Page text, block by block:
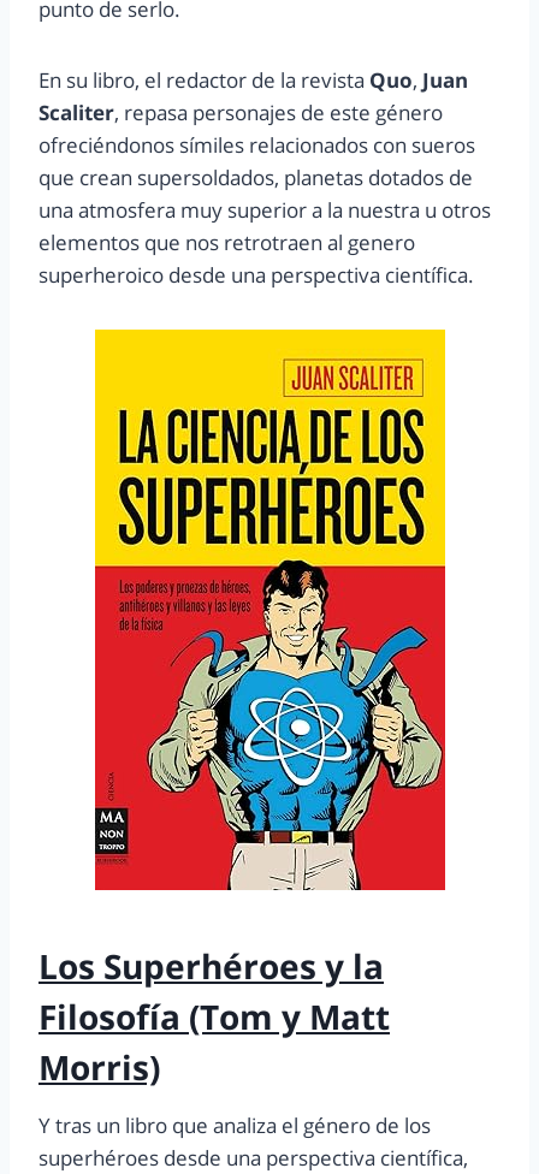
punto de serlo.
En su libro, el redactor de la revista Quo, Juan
Scaliter, repasa personajes de este género
ofreciéndonos símiles relacionados con sueros
que crean supersoldados, planetas dotados de
una atmosfera muy superior a la nuestra u otros
elementos que nos retrotraen al genero
superheroico desde una perspectiva científica.
Los Superhéroes y la
Filosofía (Tom y Matt
Morris)
Y tras un libro que analiza el género de los
superhéroes desde una perspectiva científica,